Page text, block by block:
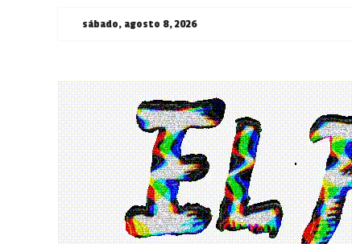
Saltarsábado, agosto 8, 2026
¯\_(ツ)_/
¯